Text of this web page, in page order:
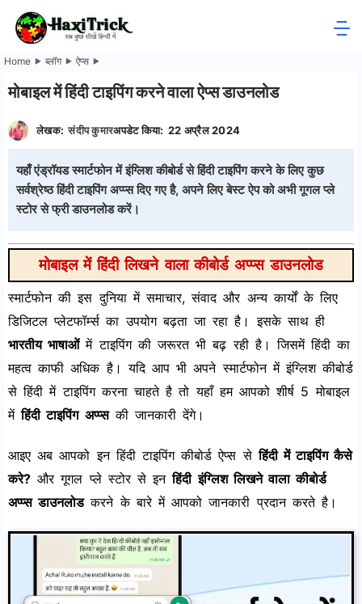
Skip
-
सब
कुछ
जाने
हिंदी
में
Home ब्लॉग ऐप्स
मोबाइल में हिंदी टाइपिंग करने वाला ऐप्स डाउनलोड
लेखक: संदीप कुमारअपडेट किया: 22 अप्रैल 2024
यहाँ एंड्रॉयड स्मार्टफोन में इंग्लिश कीबोर्ड से हिंदी टाइपिंग करने के लिए कुछ
सर्वश्रेष्ठ हिंदी टाइपिंग अप्प्स दिए गए है, अपने लिए बेस्ट ऐप को अभी गूगल प्ले
स्टोर से फ्री डाउनलोड करें।
मोबाइल में हिंदी लिखने वाला कीबोर्ड अप्प्स डाउनलोड
स्मार्टफोन की इस दुनिया में समाचार, संवाद और अन्य कार्यों के लिए
डिजिटल प्लेटफॉर्म्स का उपयोग बढ़ता जा रहा है। इसके साथ ही
भारतीय भाषाओंमें टाइपिंग की जरूरत भी बढ़ रही है। जिसमें हिंदी का
महत्व काफी अधिक है। यदि आप भी अपने स्मार्टफोन में इंग्लिश कीबोर्ड
से हिंदी में टाइपिंग करना चाहते है तो यहाँ हम आपको शीर्ष 5 मोबाइल
मेंहिंदी टाइपिंग अप्प्सकी जानकारी देंगे।
आइए अब आपको इन हिंदी टाइपिंग कीबोर्ड ऐप्स सेहिंदी में टाइपिंग कैसे
करे? और गूगल प्ले स्टोर से इनहिंदी इंग्लिश लिखने वाला कीबोर्ड
अप्प्स डाउनलोडकरने के बारे में आपको जानकारी प्रदान करते है।